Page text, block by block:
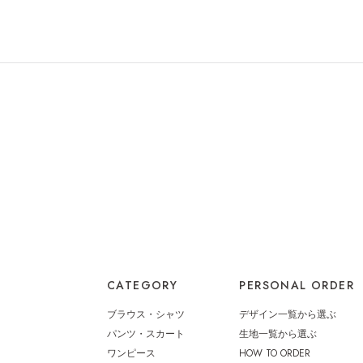
CATEGORY
ブラウス・シャツ
パンツ・スカート
ワンピース
PERSONAL ORDER
デザイン一覧から選ぶ
生地一覧から選ぶ
HOW TO ORDER